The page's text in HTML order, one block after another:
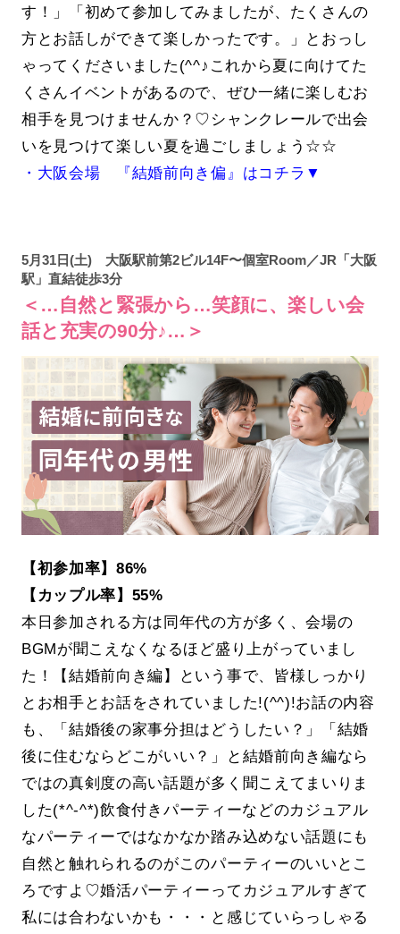
す！」「初めて参加してみましたが、たくさんの
方とお話しができて楽しかったです。」とおっし
ゃってくださいました(^^♪これから夏に向けてた
くさんイベントがあるので、ぜひ一緒に楽しむお
相手を見つけませんか？♡シャンクレールで出会
いを見つけて楽しい夏を過ごしましょう☆☆
・大阪会場 『結婚前向き偏』はコチラ▼
5月31日(土) 大阪駅前第2ビル14F〜個室Room／JR「大阪
駅」直結徒歩3分
＜…自然と緊張から…笑顔に、楽しい会
話と充実の90分♪…＞
【初参加率】86%
【カップル率】55%
本日参加される方は同年代の方が多く、会場の
BGMが聞こえなくなるほど盛り上がっていまし
た！【結婚前向き編】という事で、皆様しっかり
とお相手とお話をされていました!(^^)!お話の内容
も、「結婚後の家事分担はどうしたい？」「結婚
後に住むならどこがいい？」と結婚前向き編なら
ではの真剣度の高い話題が多く聞こえてまいりま
した(*^-^*)飲食付きパーティーなどのカジュアル
なパーティーではなかなか踏み込めない話題にも
自然と触れられるのがこのパーティーのいいとこ
ろですよ♡婚活パーティーってカジュアルすぎて
私には合わないかも・・・と感じていらっしゃる